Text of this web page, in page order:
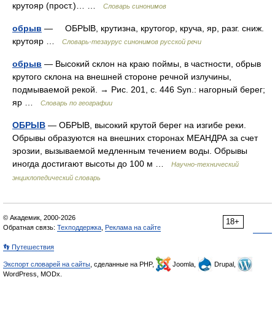
крутояр (прост.)… …
Словарь синонимов
обрыв — ОБРЫВ, крутизна, крутогор, круча, яр, разг. сниж.
крутояр …
Словарь-тезаурус синонимов русской речи
обрыв — Высокий склон на краю поймы, в частности, обрыв
крутого склона на внешней стороне речной излучины,
подмываемой рекой. → Рис. 201, с. 446 Syn.: нагорный берег;
яр …
Словарь по географии
ОБРЫВ — ОБРЫВ, высокий крутой берег на изгибе реки.
Обрывы образуются на внешних сторонах МЕАНДРА за счет
эрозии, вызываемой медленным течением воды. Обрывы
иногда достигают высоты до 100 м …
Научно-технический
энциклопедический словарь
18+
© Академик, 2000-2026
Обратная связь: Техподдержка Реклама на сайте
👣 Путешествия
Экспорт словарей на сайты , сделанные на PHP, Joomla,
Drupal,
WordPress, MODx.